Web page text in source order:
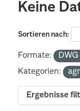
Keine
Sortieren nach
Formate:
Kategorien:
Ergebnisse